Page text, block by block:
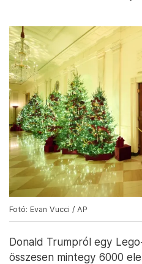
Fotó: Evan Vucci / AP
Donald Trumpról egy
összesen mintegy 6000